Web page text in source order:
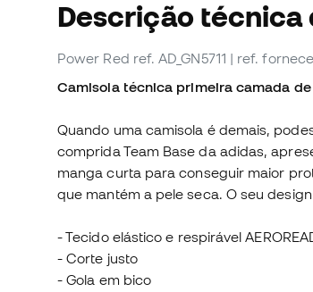
Descrição técnica
Power Red ref. AD_GN5711 | ref.
Camisola técnica primeira camada
Quando uma camisola é demais,
comprida Team Base da adidas,
manga curta para conseguir maior
que mantém a pele seca. O seu
- Tecido elástico e respirável
- Corte justo
- Gola em bico